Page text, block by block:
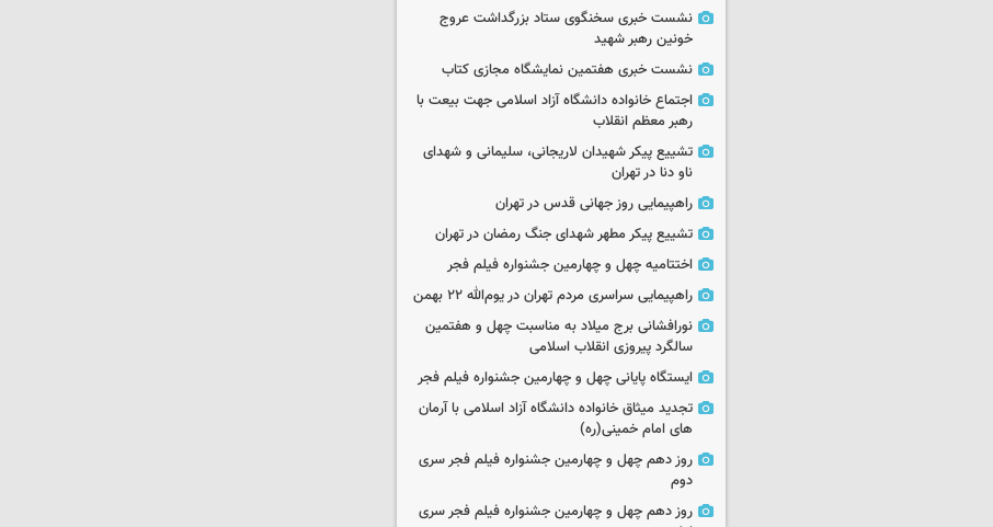
نشست خبری سخنگوی ستاد بزرگداشت عروج
خونین رهبر شهید
نشست خبری هفتمین نمایشگاه مجازی کتاب
اجتماع خانواده دانشگاه آزاد اسلامی جهت بیعت با
رهبر معظم انقلاب
تشییع پیکر شهیدان لاریجانی، سلیمانی و شهدای
ناو دنا در تهران
راهپیمایی روز جهانی قدس در تهران
تشییع پیکر مطهر شهدای جنگ رمضان در تهران
اختتامیه چهل و چهارمین جشنواره فیلم فجر
راهپیمایی سراسری مردم تهران در یوم‌الله ۲۲ بهمن
نورافشانی برج میلاد به مناسبت چهل‌ و هفتمین
سالگرد پیروزی انقلاب اسلامی
ایستگاه پایانی چهل و چهارمین جشنواره فیلم فجر
تجدید میثاق خانواده دانشگاه آزاد اسلامی با آرمان
های امام خمینی(ره)
روز دهم چهل و چهارمین جشنواره فیلم فجر سری
دوم
روز دهم چهل و چهارمین جشنواره فیلم فجر سری